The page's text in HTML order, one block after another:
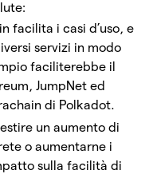
facilita i casi d’uso, e
servizi in modo
faciliterebbe il
JumpNet ed
di Polkadot.
un aumento di
o aumentarne i
sulla facilità di